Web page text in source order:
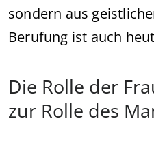
sondern aus
Berufung ist auch
Die Rolle der
zur Rolle des